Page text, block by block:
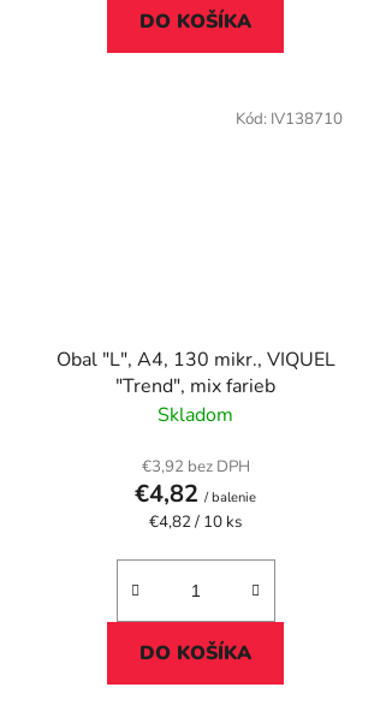
DO KOŠÍKA
Obal "L", A4, 130 mikr., VIQUEL
"Trend", mix farieb
Skladom
€3,92 bez DPH
€4,82/ balenie
Jednotková
€4,82 / 10 ks
DO KOŠÍKA
Kód: IV138710